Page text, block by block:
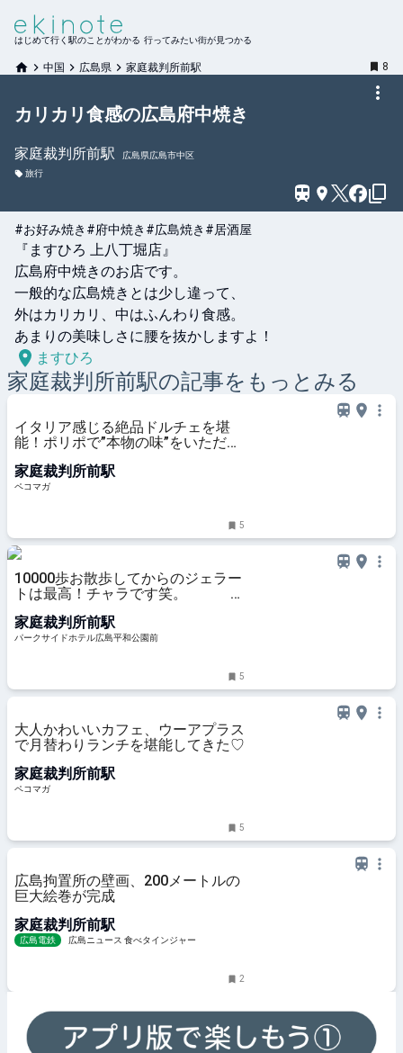
はじめて行く駅のことがわかる 行ってみたい街が見つかる
中国 広島県 家庭裁判所前駅 8
カリカリ食感の広島府中焼き
家庭裁判所前駅
広島県広島市中区
旅行
#お好み焼き #府中焼き #広島焼き #居酒屋
『ますひろ 上八丁堀店』
広島府中焼きのお店です。
一般的な広島焼きとは少し違って、
外はカリカリ、中はふんわり食感。
あまりの美味しさに腰を抜かしますよ！
ますひろ
家庭裁判所前駅の記事をもっとみる
イタリア感じる絶品ドルチェを堪
能！ポリポで”本物の味”をいただき
家庭裁判所前駅
ペコマガ
5
10000歩お散歩してからのジェラー
トは最高！チャラです笑。
ェ エ サラート ダル ポリポ :: 広島の
ビジネスホテルならパークサイドホ
家庭裁判所前駅
パークサイドホテル広島平和公園前
5
大人かわいいカフェ、ウーアプラス
で月替わりランチを堪能してきた♡
家庭裁判所前駅
ペコマガ
5
広島拘置所の壁画、200メートルの
巨大絵巻が完成
家庭裁判所前駅
広島電鉄 広島ニュース 食べタインジャー
2